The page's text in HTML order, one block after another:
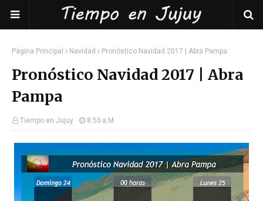
Página Principal Navidad Pronóstico Navidad 2017 | Abra Pampa
Pronóstico Navidad 2017 | Abra
Pampa
Tiempo en Jujuy 8:50 A.m.